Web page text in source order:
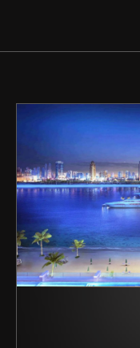
شراء
إيجار
بيع
قيد الإنشاء